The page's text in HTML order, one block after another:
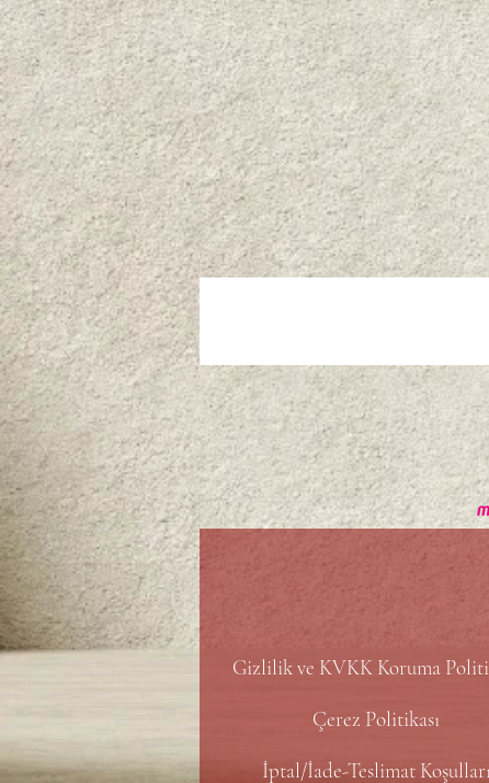
Gizlilik ve KVKK Koruma
Çerez Politikası
İptal/İade-Teslimat Koşulları